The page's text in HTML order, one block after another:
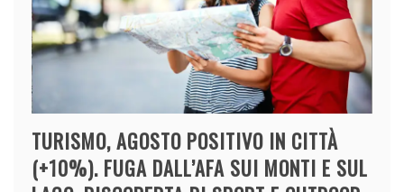
TURISMO, AGOSTO POSITIVO IN CITTÀ
(+10%). FUGA DALL’AFA SUI MONTI E SUL